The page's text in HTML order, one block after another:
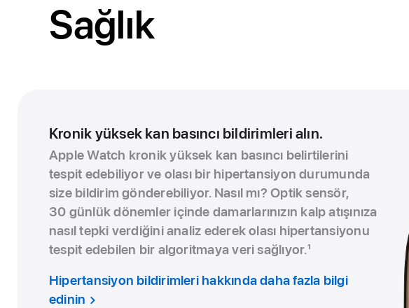
Sağlık
Kronik yüksek kan basıncı bildirimleri alın.
Apple Watch kronik yüksek kan basıncı belirtilerini
tespit edebiliyor ve olası bir hipertansiyon durumunda
size bildirim gönderebiliyor. Nasıl mı? Optik sensör,
30 günlük dönemler içinde damarlarınızın kalp atışınıza
nasıl tepki verdiğini analiz ederek olası hipertansiyonu
tespit edebilen bir algoritmaya veri sağlıyor.1
Hipertansiyon bildirimleri hakkında daha fazla bilgi
edinin